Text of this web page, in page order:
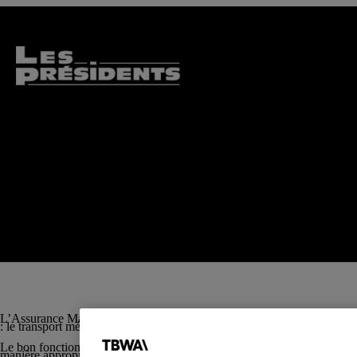
L’Assurance Maladie poursuit la sensibilisation des assurés au bon
: le transport médical partagé et le recours contre tiers en cas de
Le bon fonctionnement du système de santé est l’affaire de tous et